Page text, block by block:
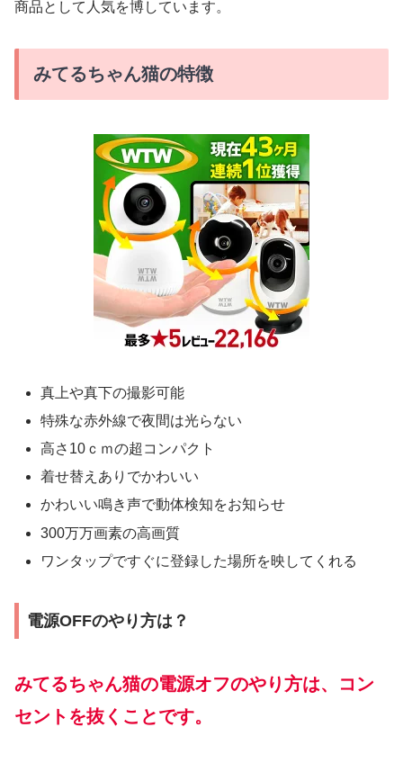
商品として人気を博しています。
みてるちゃん猫の特徴
真上や真下の撮影可能
特殊な赤外線で夜間は光らない
高さ10ｃｍの超コンパクト
着せ替えありでかわいい
かわいい鳴き声で動体検知をお知らせ
300万万画素の高画質
ワンタップですぐに登録した場所を映してくれる
電源OFFのやり方は？
みてるちゃん猫の電源オフのやり方は、コン
セントを抜くことです。